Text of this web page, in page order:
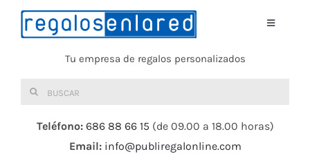
Saltar
Toggle
Tu empresa de regalos personalizados
Buscar:
Teléfono: 686 88 66 15 (de 09.00 a 18.00 horas)
Email: info@publiregalonline.com